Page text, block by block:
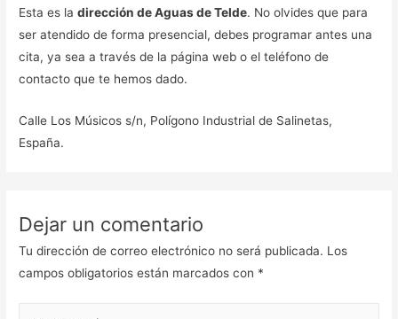
Esta es ladirección de Aguas de Telde. No olvides que para
ser atendido de forma presencial, debes programar antes una
cita, ya sea a través de la página web o el teléfono de
contacto que te hemos dado.
Calle Los Músicos s/n, Polígono Industrial de Salinetas,
España.
Dejar un comentario
Tu dirección de correo electrónico no será publicada. Los
campos obligatorios están marcados con *